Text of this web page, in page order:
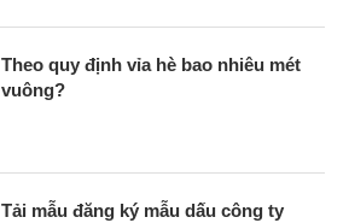
Theo quy định vỉa hè bao nhiêu mét
vuông?
Tải mẫu đăng ký mẫu dấu công ty